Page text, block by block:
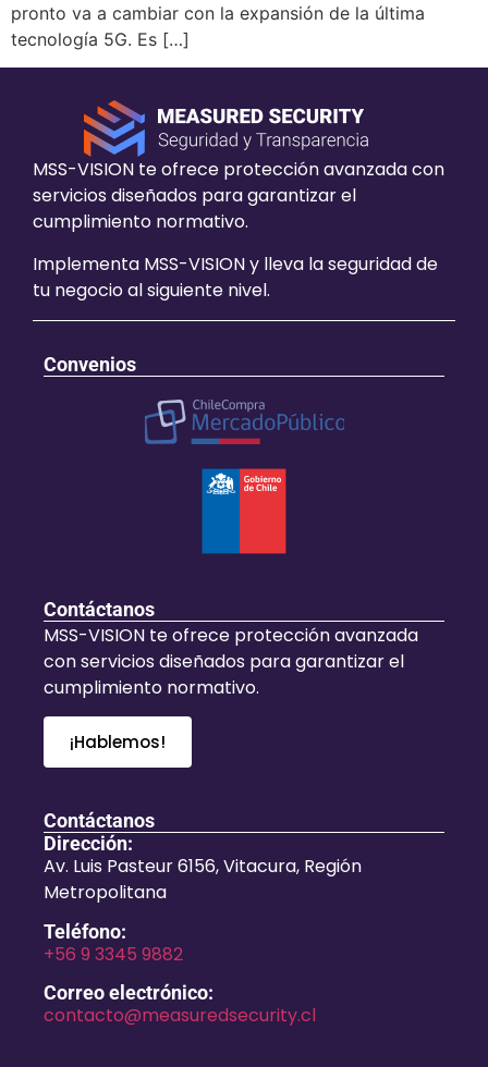
pronto va a cambiar con la expansión de la última
tecnología 5G. Es […]
MSS-VISION te ofrece protección avanzada con
servicios diseñados para garantizar el
cumplimiento normativo.
Implementa MSS-VISION y lleva la seguridad de
tu negocio al siguiente nivel.
Convenios
Contáctanos
MSS-VISION te ofrece protección avanzada
con servicios diseñados para garantizar el
cumplimiento normativo.
¡Hablemos!
Contáctanos
Dirección:
Av. Luis Pasteur 6156, Vitacura, Región
Metropolitana
Teléfono:
+56 9 3345 9882
Correo electrónico:
contacto@measuredsecurity.cl